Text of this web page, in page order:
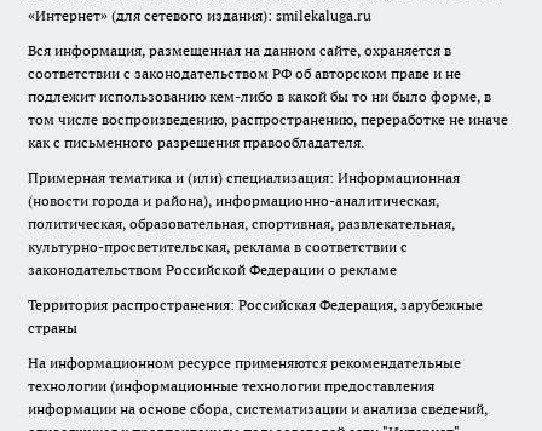
«Интернет» (для сетевого издания): smilekaluga.ru
Вся информация, размещенная на данном сайте, охраняется в
соответствии с законодательством РФ об авторском праве и не
подлежит использованию кем-либо в какой бы то ни было форме, в
том числе воспроизведению, распространению, переработке не иначе
как с письменного разрешения правообладателя.
Примерная тематика и (или) специализация: Информационная
(новости города и района), информационно-аналитическая,
политическая, образовательная, спортивная, развлекательная,
культурно-просветительская, реклама в соответствии с
законодательством Российской Федерации о рекламе
Территория распространения: Российская Федерация, зарубежные
страны
На информационном ресурсе применяются рекомендательные
технологии (информационные технологии предоставления
информации на основе сбора, систематизации и анализа сведений,